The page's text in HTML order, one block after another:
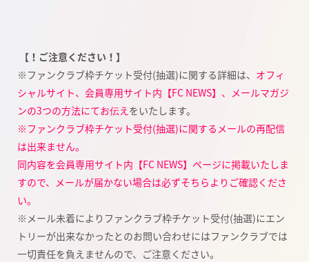
【！ご注意ください！】
※ファンクラブ枠チケット受付(抽選)に関する詳細は、 オフィ
シャルサイト、会員専用サイト内【FC NEWS】、メールマガジ
ンの3つの方法にてお伝えをいたします。
※ファンクラブ枠チケット受付(抽選)に関するメールの再配信
は出来ません。
同内容を会員専用サイト内【FC NEWS】ページに掲載いたしま
すので、メールが届かない場合は必ずそちらよりご確認くださ
い。
※メール未着によりファンクラブ枠チケット受付(抽選)にエン
トリーが出来なかったとのお問い合わせにはファンクラブでは
一切責任を負えませんので、ご注意ください。